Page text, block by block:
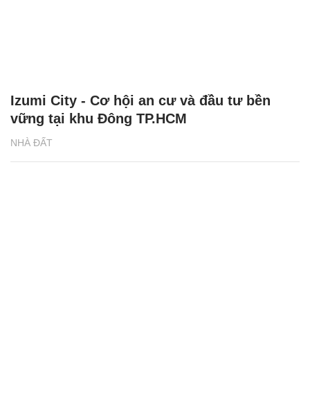
NHÀ ĐẤT
Izumi City - Cơ hội an cư và đầu tư bền
vững tại khu Đông TP.HCM